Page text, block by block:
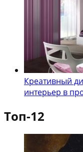
Креативный
интерьер в
Топ-12